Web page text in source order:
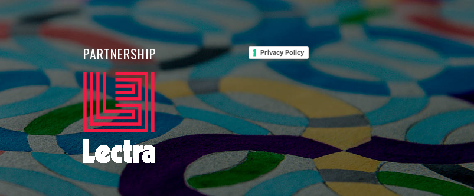
PARTNERSHIP Privacy Policy